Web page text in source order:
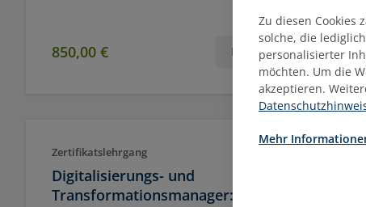
850,00 € Mehr erfahren
Zertifikatslehrgang
Digitalisierungs- und
Transformationsmanager:in
Zu diesen Cookies
solche, die
personalisierter
möchten. Um die
akzeptieren.
Mehr